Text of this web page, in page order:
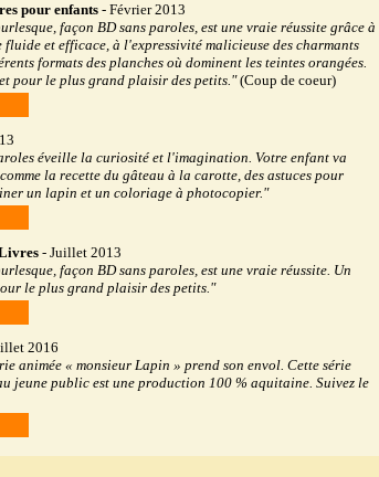
pour enfants- Février 2013
façon BD sans paroles, est une vraie réussite grâce à
fluide et efficace, à l'expressivité malicieuse des charmants
formats des planches où dominent les teintes orangées.
pour le plus grand plaisir des petits."(Coup de coeur)
éveille la curiosité et l'imagination. Votre enfant va
la recette du gâteau à la carotte, des astuces pour
un lapin et un coloriage à photocopier."
- Juillet 2013
façon BD sans paroles, est une vraie réussite. Un
le plus grand plaisir des petits."
2016
animée « monsieur Lapin » prend son envol. Cette série
jeune public est une production 100 % aquitaine. Suivez le